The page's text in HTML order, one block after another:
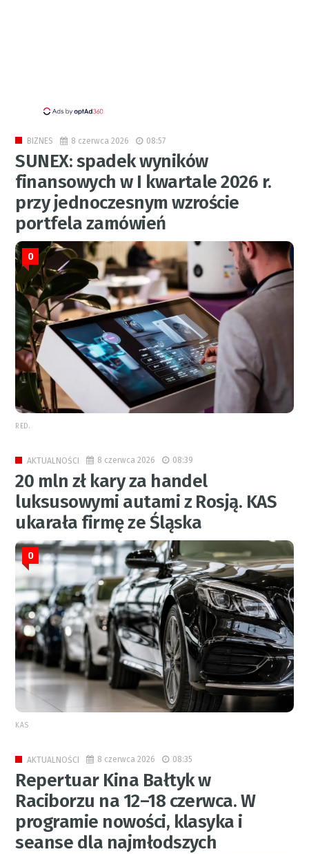
BIZNES 8 czerwca 2026 08:57
SUNEX: spadek wyników
finansowych w I kwartale 2026 r.
przy jednoczesnym wzroście
portfela zamówień
0
RED.
AKTUALNOŚCI 8 czerwca 2026 08:39
20 mln zł kary za handel
luksusowymi autami z Rosją. KAS
ukarała firmę ze Śląska
0
KAS
AKTUALNOŚCI 8 czerwca 2026 08:35
Repertuar Kina Bałtyk w
Raciborzu na 12–18 czerwca. W
programie nowości, klasyka i
seanse dla najmłodszych